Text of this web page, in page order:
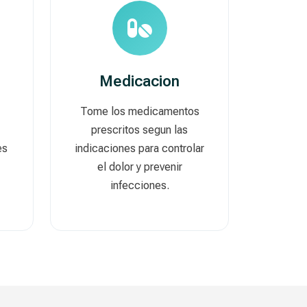
Medicacion
Tome los medicamentos
prescritos segun las
indicaciones para controlar
el dolor y prevenir
infecciones.